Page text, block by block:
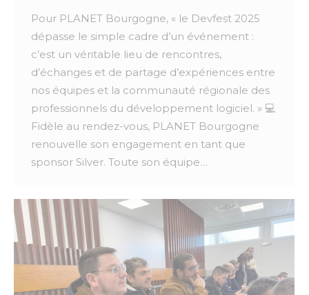
Pour PLANET Bourgogne, « le Devfest 2025
dépasse le simple cadre d’un événement :
c’est un véritable lieu de rencontres,
d’échanges et de partage d’expériences entre
nos équipes et la communauté régionale des
professionnels du développement logiciel. » 💻
Fidèle au rendez-vous, PLANET Bourgogne
renouvelle son engagement en tant que
sponsor Silver. Toute son équipe…